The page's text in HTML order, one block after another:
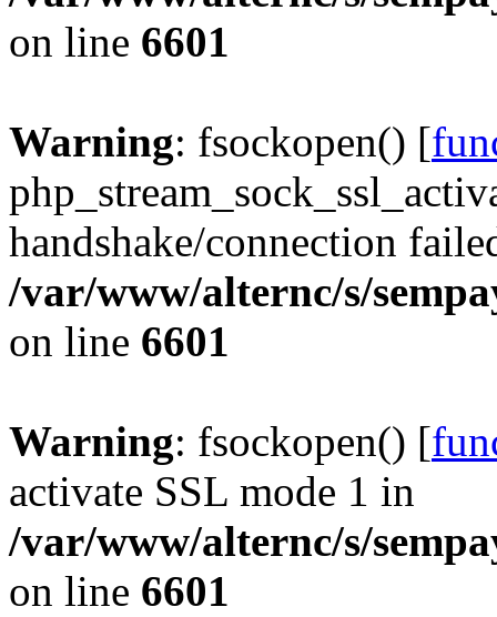
on line 6601
Warning: fsockopen() [
handshake/connection
/var/www/alternc/s/
on line 6601
Warning: fsockopen() [
activate SSL mode 1 in
/var/www/alternc/s/
on line 6601